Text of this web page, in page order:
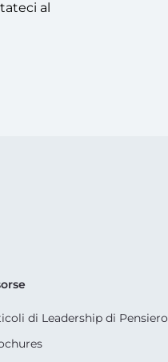
al
di Leadership di Pensiero